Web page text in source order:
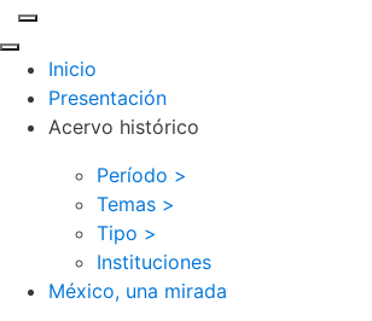
Inicio
Presentación
Acervo histórico
Período >
Temas >
Tipo >
Instituciones
México, una mirada